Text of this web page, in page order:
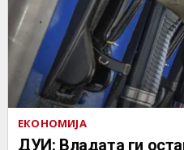
ЕКОНОМИЈА
ДУИ: Владата ги